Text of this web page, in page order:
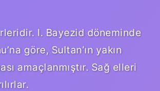
I. Bayezid döneminde
göre, Sultan’ın yakın
amaçlanmıştır. Sağ elleri